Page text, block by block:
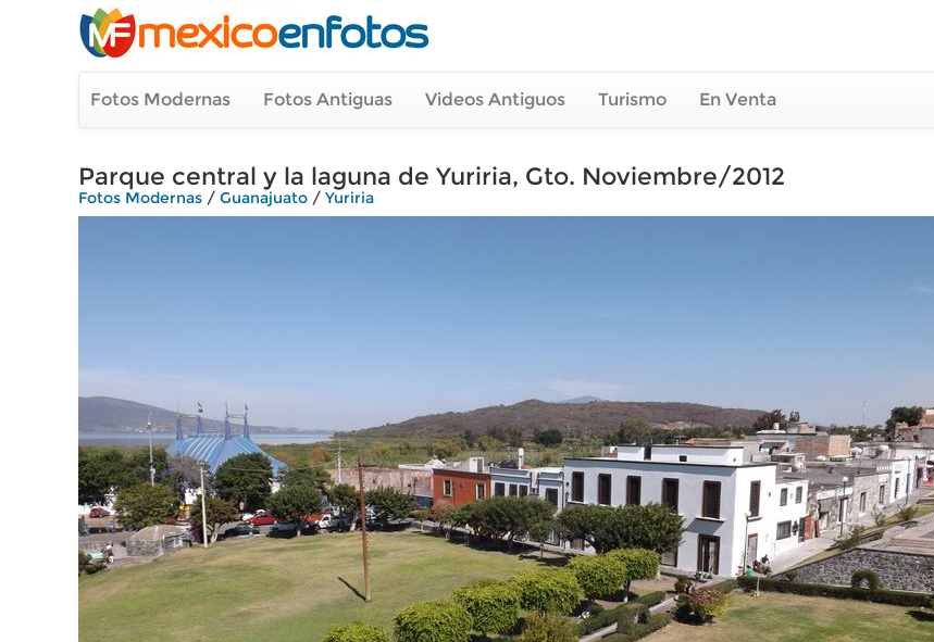
Fotos Modernas Fotos Antiguas Videos Antiguos Turismo En Venta
Parque central y la laguna de Yuriria, Gto. Noviembre/2012
Fotos Modernas / Guanajuato / Yuriria